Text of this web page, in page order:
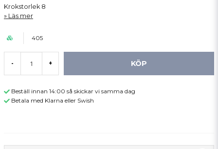
Krokstorlek 8
Läs mer
405
- + KÖP
Beställ innan 14:00 så skickar vi samma dag
Betala med Klarna eller Swish